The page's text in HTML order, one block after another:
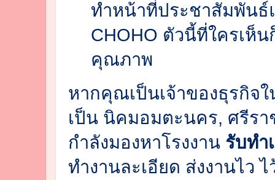
ทำหน้าที่ประชาสัมพัน
CHOHO ตัวนี้ที่ใครเห็
คุณภาพ
หากคุณเป็นเจ้าของธุรกิจ
เป็น นิคมอมตะนคร, ศรีรา
กำลังมองหาโรงงาน รับทำ
ทำงานละเอียด ส่งงานไว ไ